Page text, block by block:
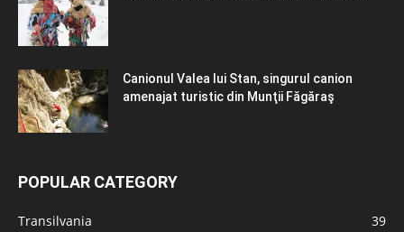
Canionul Valea lui Stan, singurul canion
amenajat turistic din Munţii Făgăraş
POPULAR CATEGORY
Transilvania
39